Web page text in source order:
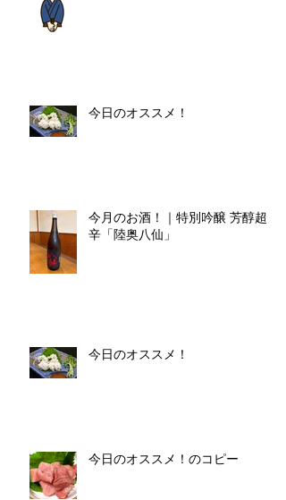
今日のオススメ！
今月のお酒！｜特別吟醸 芳醇超
辛「陸奥八仙」
今日のオススメ！
今日のオススメ！のコピー